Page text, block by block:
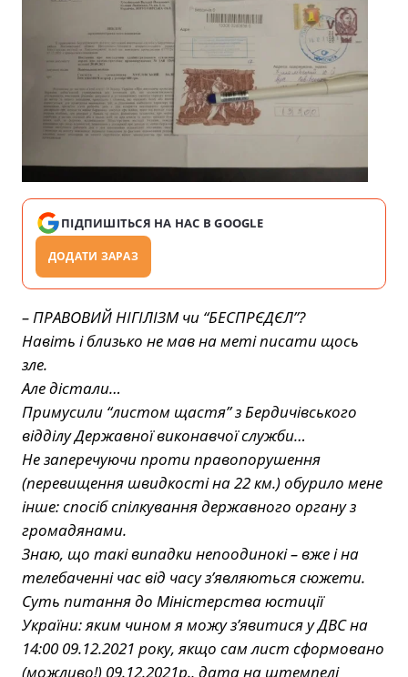
ПІДПИШІТЬСЯ НА НАС В GOOGLE
ДОДАТИ ЗАРАЗ
– ПРАВОВИЙ НІГІЛІЗМ чи “БЕСПРЄДЄЛ”?
Навіть і близько не мав на меті писати щось
зле.
Але дістали…
Примусили “листом щастя” з Бердичівського
відділу Державної виконавчої служби…
Не заперечуючи проти правопорушення
(перевищення швидкості на 22 км.) обурило мене
інше: спосіб спілкування державного органу з
громадянами.
Знаю, що такі випадки непоодинокі – вже і на
телебаченні час від часу з’являються сюжети.
Суть питання до Міністерства юстиції
України: яким чином я можу з’явитися у ДВС на
14:00 09.12.2021 року, якщо сам лист сформовано
(можливо!) 09.12.2021р., дата на штемпелі